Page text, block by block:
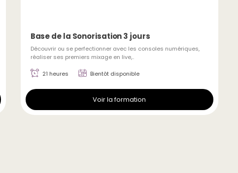
Base de la Sonorisation 3 jours
Découvrir ou se perfectionner avec les consoles numériques,
réaliser ses premiers mixage en live,..
21 heures Bientôt disponible
Voir la formation